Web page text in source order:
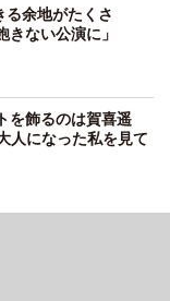
余地がたくさ
きない公演に」
を飾るのは賀喜遥
人になった私を見て